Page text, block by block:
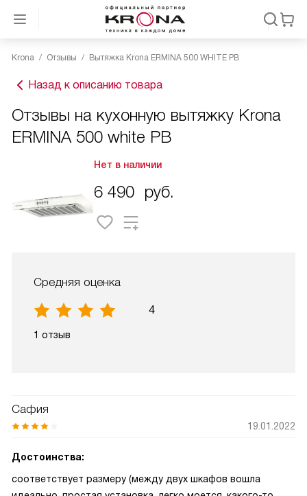
Krona Отзывы Вытяжка Krona ERMINA 500 WHITE PB
Назад к описанию товара
Отзывы на кухонную вытяжку Krona
ERMINA 500 white PB
Нет в наличии
6 490 руб.
Средняя оценка
4
1 отзыв
Сафия
19.01.2022
Достоинства:
соответствует размеру (между двух шкафов вошла